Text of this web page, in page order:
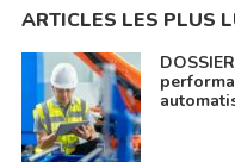
ARTICLES LES PLUS